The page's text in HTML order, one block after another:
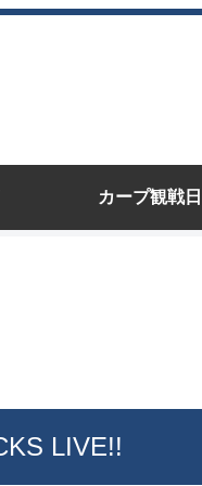
カープ観戦
LIVE!!